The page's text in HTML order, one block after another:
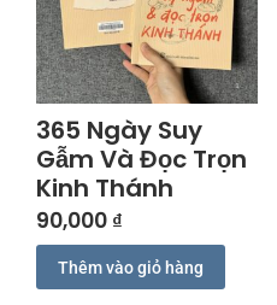
365 Ngày Suy
Gẫm Và Đọc Trọn
Kinh Thánh
90,000 ₫
Thêm vào giỏ hàng